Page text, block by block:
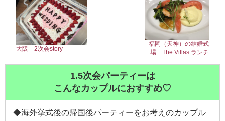
大阪 2次会story
福岡（天神）の結婚式
場 The Villas ランチ
1.5次会パーティーは
こんなカップルにおすすめ♡
◆海外挙式後の帰国後パーティーをお考えのカップル